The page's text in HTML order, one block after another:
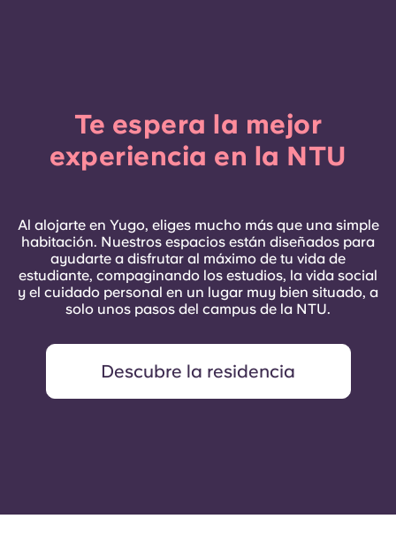
Te espera la mejor
experiencia en la NTU
Al alojarte en Yugo, eliges mucho más que una simple
habitación. Nuestros espacios están diseñados para
ayudarte a disfrutar al máximo de tu vida de
estudiante, compaginando los estudios, la vida social
y el cuidado personal en un lugar muy bien situado, a
solo unos pasos del campus de la NTU.
Descubre la residencia